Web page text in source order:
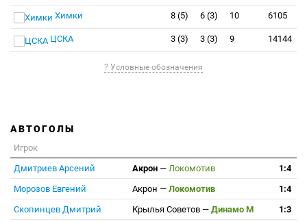
Химки 8 (5) 6 (3) 10 6105
ЦСКА 3 (3) 3 (3) 9 14144
? Условные обозначения
АВТОГОЛЫ
Игрок
Дмитриев Арсений
Акрон — Локомотив
1:4
Морозов Евгений
Акрон — Локомотив
1:4
Скопинцев Дмитрий
Крылья Советов — Динамо М
1:3